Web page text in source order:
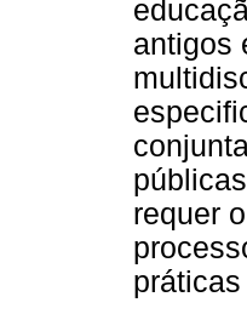
antigos
requer